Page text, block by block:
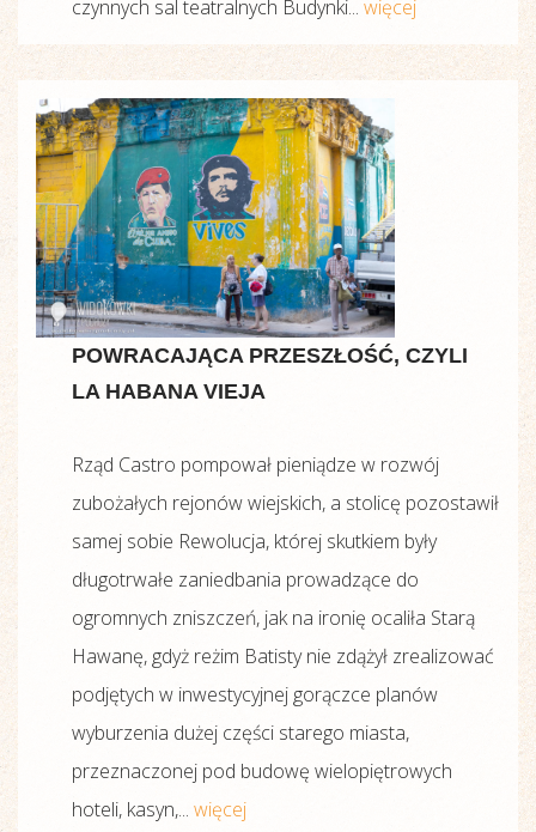
czynnych sal teatralnych Budynki... więcej
POWRACAJĄCA PRZESZŁOŚĆ, CZYLI
LA HABANA VIEJA
Rząd Castro pompował pieniądze w rozwój
zubożałych rejonów wiejskich, a stolicę pozostawił
samej sobie Rewolucja, której skutkiem były
długotrwałe zaniedbania prowadzące do
ogromnych zniszczeń, jak na ironię ocaliła Starą
Hawanę, gdyż reżim Batisty nie zdążył zrealizować
podjętych w inwestycyjnej gorączce planów
wyburzenia dużej części starego miasta,
przeznaczonej pod budowę wielopiętrowych
hoteli, kasyn,... więcej